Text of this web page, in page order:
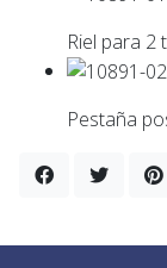
Riel para 2
Pestaña